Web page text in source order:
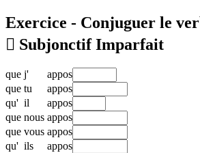
Exercice - Conjuguer le
 Subjonctif Imparfait
que j'
appos
que tu
appos
qu' il
appos
que nous appos
que vous appos
qu' ils appos